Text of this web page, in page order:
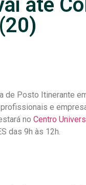
até
de Posto Itinerante
e
no Centro
das 9h às 12h.